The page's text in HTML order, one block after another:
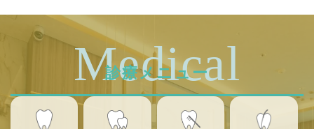
診療メニュー
Medical